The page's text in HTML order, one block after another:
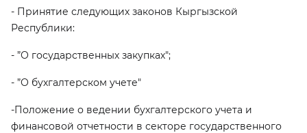
- Принятие следующих законов Кыргызской
Республики:
- ”О государственных закупках";
- ”О бухгалтерском учете"
-Положение о ведении бухгалтерского учета и
финансовой отчетности в секторе государственного